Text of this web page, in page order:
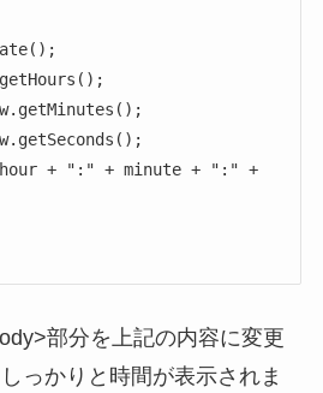
部分を上記の内容に変更
っかりと時間が表示されま